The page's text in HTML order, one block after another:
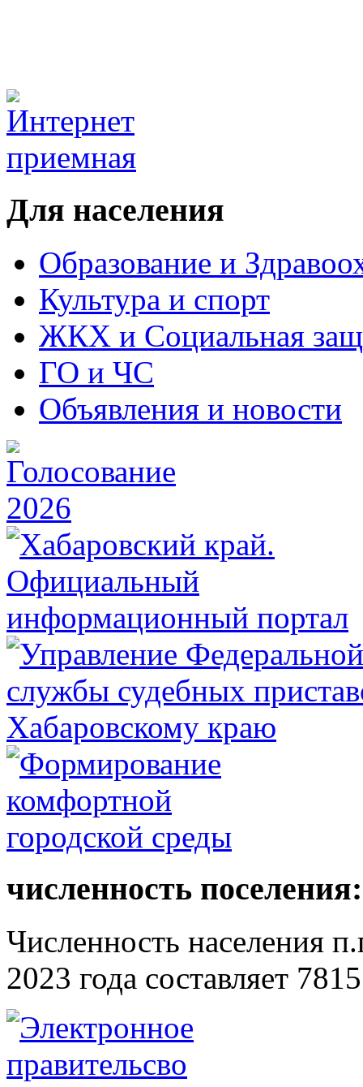
Для населения
Образование и
Культура и спорт
ЖКХ и Социальная
ГО и ЧС
Объявления и новости
численность поселения:
Численность населения
2023 года составляет